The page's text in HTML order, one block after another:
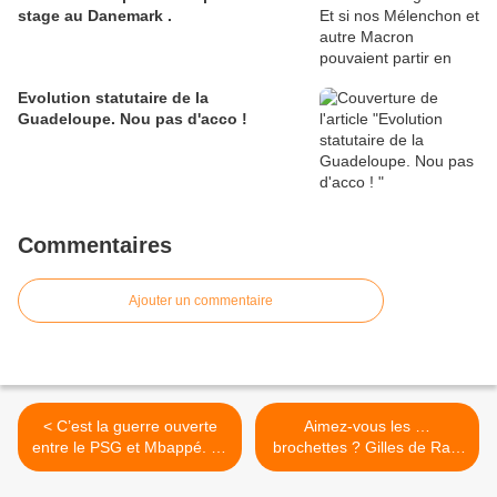
stage au Danemark .
Evolution statutaire de la
Guadeloupe. Nou pas d'acco !
Commentaires
Ajouter un commentaire
< C’est la guerre ouverte
entre le PSG et Mbappé. Le
jeune prodige va-t-il
Aimez-vous les …
brochettes ? Gilles de Rais
n'est point mort puisqu'il